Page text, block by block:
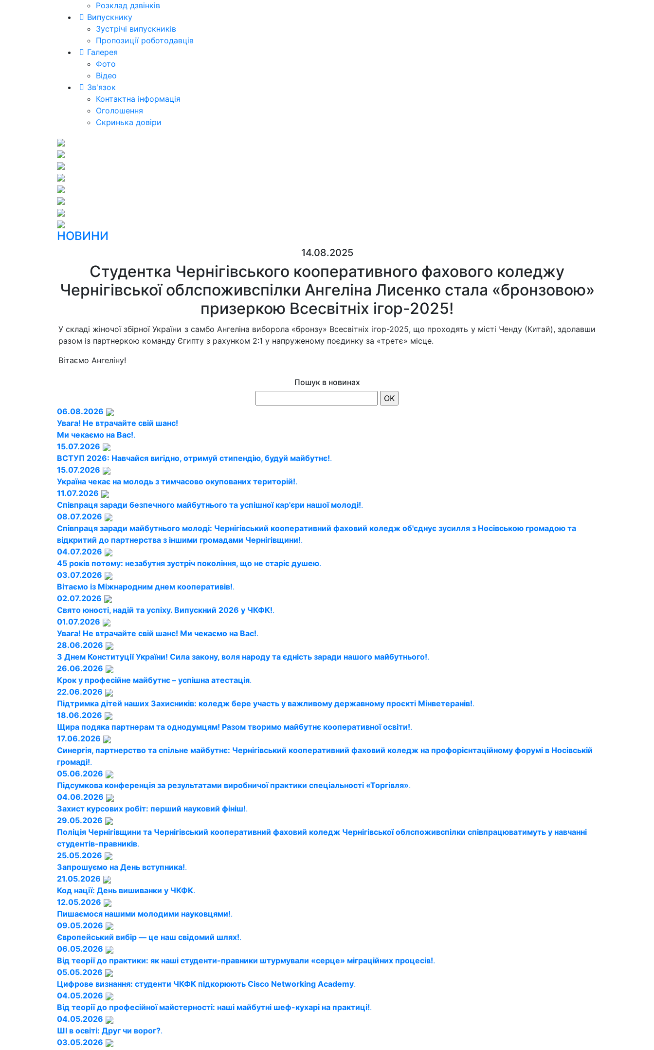
Розклад дзвінків
Випускнику
Зустрічі випускників
Пропозиції роботодавців
Галерея
Фото
Відео
Зв'язок
Контактна інформація
Оголошення
Скринька довіри
НОВИНИ
14.08.2025
Студентка Чернігівського кооперативного фахового коледжу
Чернігівської облспоживспілки Ангеліна Лисенко стала «бронзовою»
призеркою Всесвітніх ігор-2025!
У складі жіночої збірної України з самбо Ангеліна виборола «бронзу» Всесвітніх ігор-2025, що проходять у місті Ченду (Китай), здолавши
разом із партнеркою команду Єгипту з рахунком 2:1 у напруженому поєдинку за «третє» місце.
Вітаємо Ангеліну!
Пошук в новинах
06.08.2026
Увага! Не втрачайте свій шанс!
Ми чекаємо на Вас!.
15.07.2026
ВСТУП 2026: Навчайся вигідно, отримуй стипендію, будуй майбутнє!.
15.07.2026
Україна чекає на молодь з тимчасово окупованих територій!.
11.07.2026
Співпраця заради безпечного майбутнього та успішної кар'єри нашої молоді!.
08.07.2026
Співпраця заради майбутнього молоді: Чернігівський кооперативний фаховий коледж об'єднує зусилля з Носівською громадою та
відкритий до партнерства з іншими громадами Чернігівщини!.
04.07.2026
45 років потому: незабутня зустріч покоління, що не старіє душею.
03.07.2026
Вітаємо із Міжнародним днем кооперативів!.
02.07.2026
Свято юності, надій та успіху. Випускний 2026 у ЧКФК!.
01.07.2026
Увага! Не втрачайте свій шанс! Ми чекаємо на Вас!.
28.06.2026
З Днем Конституції України! Сила закону, воля народу та єдність заради нашого майбутнього!.
26.06.2026
Крок у професійне майбутнє – успішна атестація.
22.06.2026
Підтримка дітей наших Захисників: коледж бере участь у важливому державному проєкті Мінветеранів!.
18.06.2026
Щира подяка партнерам та однодумцям! Разом творимо майбутнє кооперативної освіти!.
17.06.2026
Синергія, партнерство та спільне майбутнє: Чернігівський кооперативний фаховий коледж на профорієнтаційному форумі в Носівській
громаді!.
05.06.2026
Підсумкова конференція за результатами виробничої практики спеціальності «Торгівля».
04.06.2026
Захист курсових робіт: перший науковий фініш!.
29.05.2026
Поліція Чернігівщини та Чернігівський кооперативний фаховий коледж Чернігівської облспоживспілки співпрацюватимуть у навчанні
студентів-правників.
25.05.2026
Запрошуємо на День вступника!.
21.05.2026
Код нації: День вишиванки у ЧКФК.
12.05.2026
Пишаємося нашими молодими науковцями!.
09.05.2026
Європейський вибір — це наш свідомий шлях!.
06.05.2026
Від теорії до практики: як наші студенти-правники штурмували «серце» міграційних процесів!.
05.05.2026
Цифрове визнання: студенти ЧКФК підкорюють Cisco Networking Academy.
04.05.2026
Від теорії до професійної майстерності: наші майбутні шеф-кухарі на практиці!.
04.05.2026
ШІ в освіті: Друг чи ворог?.
03.05.2026